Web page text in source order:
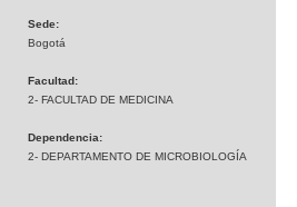
Sede:
Bogotá
Facultad:
2- FACULTAD DE MEDICINA
Dependencia:
2- DEPARTAMENTO DE MICROBIOLOGÍA